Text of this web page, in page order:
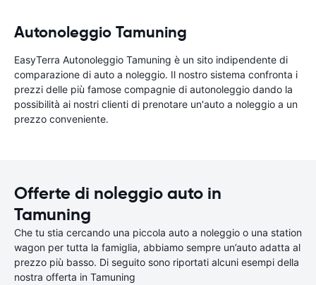
Autonoleggio Tamuning
EasyTerra Autonoleggio Tamuning è un sito indipendente di
comparazione di auto a noleggio. Il nostro sistema confronta i
prezzi delle più famose compagnie di autonoleggio dando la
possibilità ai nostri clienti di prenotare un'auto a noleggio a un
prezzo conveniente.
Offerte di noleggio auto in
Tamuning
Che tu stia cercando una piccola auto a noleggio o una station
wagon per tutta la famiglia, abbiamo sempre un’auto adatta al
prezzo più basso. Di seguito sono riportati alcuni esempi della
nostra offerta in Tamuning